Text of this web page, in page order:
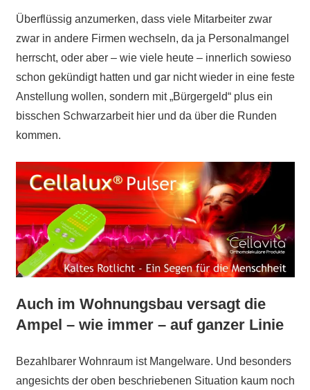
Überflüssig anzumerken, dass viele Mitarbeiter zwar
zwar in andere Firmen wechseln, da ja Personalmangel
herrscht, oder aber – wie viele heute – innerlich sowieso
schon gekündigt hatten und gar nicht wieder in eine feste
Anstellung wollen, sondern mit „Bürgergeld“ plus ein
bisschen Schwarzarbeit hier und da über die Runden
kommen.
Auch im Wohnungsbau versagt die
Ampel – wie immer – auf ganzer Linie
Bezahlbarer Wohnraum ist Mangelware. Und besonders
angesichts der oben beschriebenen Situation kaum noch